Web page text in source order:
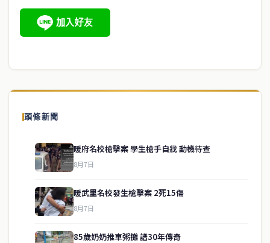
頭條新聞
暖府名校槍擊案 學生槍手自戕 動機待查
8月7日
暖武里名校發生槍擊案 2死15傷
8月7日
85歲奶奶推車粥攤 譜30年傳奇